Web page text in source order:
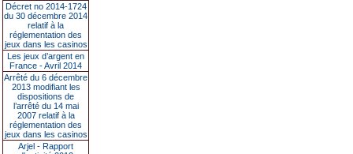
Décret no 2014-1724
du 30 décembre 2014
relatif à la
réglementation des
jeux dans les casinos
Les jeux d’argent en
France - Avril 2014
Arrêté du 6 décembre
2013 modifiant les
dispositions de
l’arrêté du 14 mai
2007 relatif à la
réglementation des
jeux dans les casinos
Arjel - Rapport